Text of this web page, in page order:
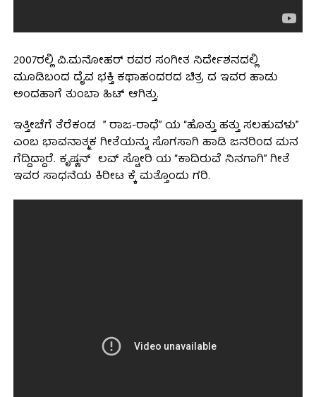
2007ರಲ್ಲಿ ವಿ.ಮನೋಹರ್ ರವರ ಸಂಗೀತ ನಿರ್ದೇಶನದಲ್ಲಿ
ಮೂಡಿಬಂದ ದೈವ ಭಕ್ತಿ ಕಥಾಹಂದರದ ಚಿತ್ರ ದ ಇವರ ಹಾಡು
ಅಂದಹಾಗೆ ತುಂಬಾ ಹಿಟ್ ಆಗಿತ್ತು.
ಇತ್ತೀಚೆಗೆ ತೆರೆಕಂಡ ” ರಾಜ-ರಾಧೆ” ಯ “ಹೊತ್ತು ಹತ್ತು ಸಲಹುವಳು”
ಎಂಬ ಭಾವನಾತ್ಮಕ ಗೀತೆಯನ್ನು ಸೊಗಸಾಗಿ ಹಾಡಿ ಜನರಿಂದ ಮನ
ಗೆದ್ದಿದ್ದಾರೆ. ಕೃಷ್ಣನ್ ಲವ್ ಸ್ಟೋರಿ ಯ “ಕಾದಿರುವೆ ನಿನಗಾಗಿ” ಗೀತೆ
ಇವರ ಸಾಧನೆಯ ಕಿರೀಟ ಕ್ಕೆ ಮತ್ತೊಂದು ಗರಿ.